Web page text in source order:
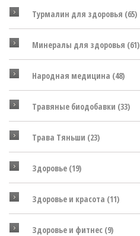
Турмалин для здоровья (65)
Минералы для здоровья (61)
Народная медицина (48)
Травяные биодобавки (33)
Трава Тяньши (23)
Здоровье (19)
Здоровье и красота (11)
Здоровье и фитнес (9)